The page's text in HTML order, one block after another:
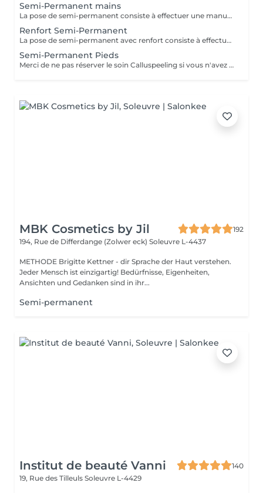
Semi-Permanent mains
La pose de semi-permanent consiste à effectuer une manucure simple et poser un vernis semi-permanent sur les ongles naturels pour une tenue de 3 à 4 semaines. La dépose de semi-permanent consiste à retirer le semi-permanent présent sur les ongles. MERCI DE SÉLECTIONNER LES DÉCORATIONS EN SUPPLÉMENT (french, babyboomer, strass,) QUE VOUS SOUHAITEZ FAIRE À CHAQUE RENDEZ-VOUS.
Renfort Semi-Permanent
La pose de semi-permanent avec renfort consiste à effectuer une manucure simple et poser un vernis semi-permanent sur une base renforçante pour une tenue plus longue, sans casse, pour une tenue de 3 à 4 semaines. MERCI DE SÉLECTIONNER LES DÉCORATIONS EN SUPPLÉMENT (french, babyboomer, strass,) QUE VOUS SOUHAITEZ FAIRE À CHAQUE RENDEZ-VOUS.
Semi-Permanent Pieds
Merci de ne pas réserver le soin Calluspeeling si vous n'avez pas ou très peu de callosités !!! La pose de semi-permanent consiste à limer les ongles, retirer les cuticules et poser un vernis semi-permanent sur les ongles naturels pour une tenue de 3 à 4 semaines. Il est inutile de sélectionner une pédicure en plus du semi-permanent !!! La dépose de semi-permanent consiste à retirer le semi-permanent présent sur les ongles.
MBK Cosmetics by Jil
192
194, Rue de Differdange (Zolwer eck) Soleuvre L-4437
METHODE Brigitte Kettner - dir Sprache der Haut verstehen.
Jeder Mensch ist einzigartig! Bedürfnisse, Eigenheiten,
Ansichten und Gedanken sind in ihr...
Semi-permanent
Institut de beauté Vanni
140
19, Rue des Tilleuls Soleuvre L-4429